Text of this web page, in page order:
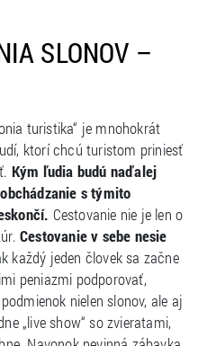
SLONOV –
turistika“ je mnohokrát
ktorí chcú turistom priniesť
Kým ľudia budú naďalej
s týmito
Cestovanie nie je len o
Cestovanie v sebe nesie
každý jeden človek sa začne
peniazmi podporovať,
nielen slonov, ale aj
„live show“ so zvieratami,